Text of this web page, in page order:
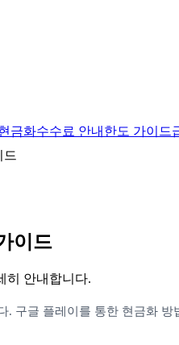
금화수수료 안내 한도 가이드
드
이드
히 안내합니다.
구글 플레이를 통한 현금화 방